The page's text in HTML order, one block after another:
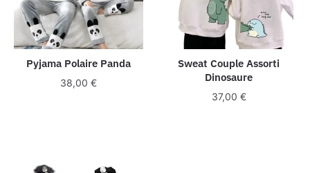
Pyjama Polaire Panda
38,00€
Sweat Couple Assorti
Dinosaure
37,00 €